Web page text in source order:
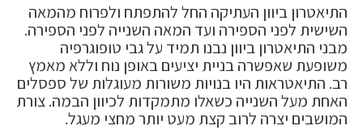
התיאטרון ביוון העתיקה החל להתפתח ולפרוח מהמאה
השישית לפני הספירה ועד המאה השנייה לפני הספירה.
מבני התיאטרון ביוון נבנו תמיד על גבי טופוגרפיה
משופעת שאפשרה בניית יציעים באופן נוח וללא מאמץ
רב. התיאטראות היו בנויות משורות מעוגלות של ספסלים
האחת מעל השנייה כשאלו מתמקדות לכיוון הבמה. צורת
המושבים יצרה לרוב קצת מעט יותר מחצי מעגל.